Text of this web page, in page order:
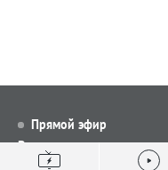
Прямой эфир
Видео